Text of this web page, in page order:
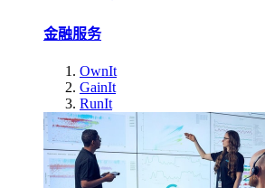
金融服务
OwnIt
GainIt
RunIt